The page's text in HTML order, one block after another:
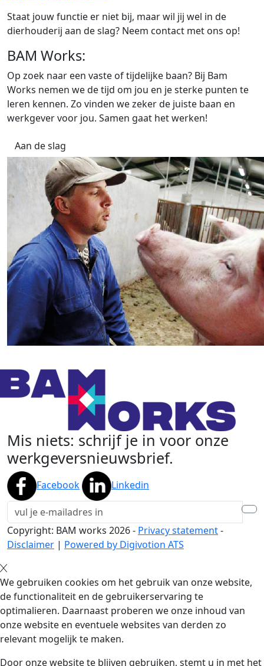
Staat jouw functie er niet bij, maar wil jij wel in de
dierhouderij aan de slag? Neem contact met ons op!
BAM Works:
Op zoek naar een vaste of tijdelijke baan? Bij Bam
Works nemen we de tijd om jou en je sterke punten te
leren kennen. Zo vinden we zeker de juiste baan en
werkgever voor jou. Samen gaat het werken!
Aan de slag
Mis niets: schrijf je in voor onze
werkgeversnieuwsbrief.
Facebook Linkedin
Copyright: BAM works 2026- Privacy statement-
Disclaimer | Powered by Digivotion ATS
We gebruiken cookies om het gebruik van onze website,
de functionaliteit en de gebruikerservaring te
optimalieren. Daarnaast proberen we onze inhoud van
onze website en eventuele websites van derden zo
relevant mogelijk te maken.
Door onze website te blijven gebruiken, stemt u in met het